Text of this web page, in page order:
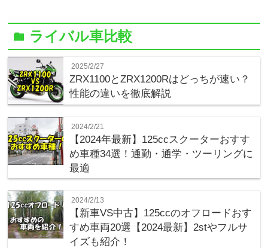
folder ライバル車比較
2025/2/27
ZRX1100とZRX1200Rはどっちが速い？
性能の違いを徹底解説
2024/2/21
【2024年最新】125ccスクーターおすす
め車種34選！通勤・通学・ツーリングに
最適
2024/2/13
【新車VS中古】125ccのオフロードおす
すめ車両20選【2024最新】2stやフルサ
イズも紹介！